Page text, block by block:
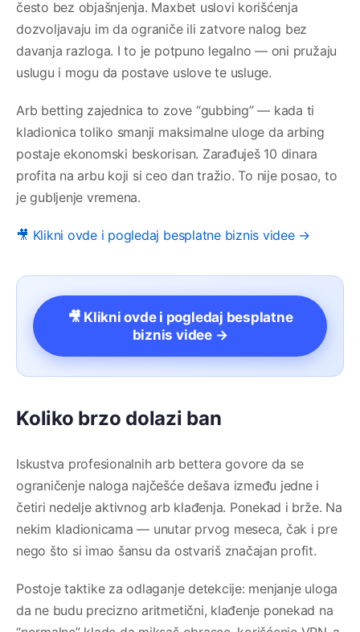
često bez objašnjenja. Maxbet uslovi korišćenja
dozvoljavaju im da ograniče ili zatvore nalog bez
davanja razloga. I to je potpuno legalno — oni pružaju
uslugu i mogu da postave uslove te usluge.
Arb betting zajednica to zove “gubbing” — kada ti
kladionica toliko smanji maksimalne uloge da arbing
postaje ekonomski beskorisan. Zarađuješ 10 dinara
profita na arbu koji si ceo dan tražio. To nije posao, to
je gubljenje vremena.
🎥 Klikni ovde i pogledaj besplatne biznis videe →
🎥 Klikni ovde i pogledaj besplatne
biznis videe →
Koliko brzo dolazi ban
Iskustva profesionalnih arb bettera govore da se
ograničenje naloga najčešće dešava između jedne i
četiri nedelje aktivnog arb klađenja. Ponekad i brže. Na
nekim kladionicama — unutar prvog meseca, čak i pre
nego što si imao šansu da ostvariš značajan profit.
Postoje taktike za odlaganje detekcije: menjanje uloga
da ne budu precizno aritmetični, klađenje ponekad na